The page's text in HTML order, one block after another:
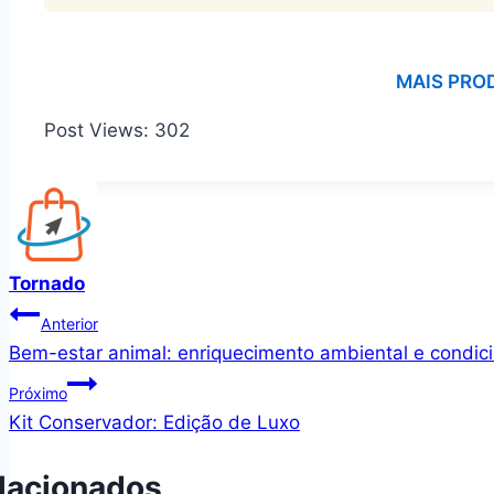
MAIS
Post Views: 302
Tornado
Navegação
de
Post
Anterior
Bem-estar animal: enriquecimento ambiental e
Próximo
Kit Conservador: Edição de Luxo